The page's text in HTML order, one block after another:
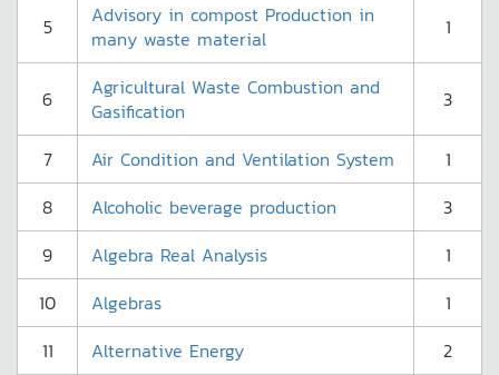
5
Advisory in compost Production in
many waste material
1
6
Agricultural Waste Combustion and
Gasification
3
7 Air Condition and Ventilation System
1
8
Alcoholic beverage production
3
9
Algebra Real Analysis
1
10
Algebras
1
11
Alternative Energy
2